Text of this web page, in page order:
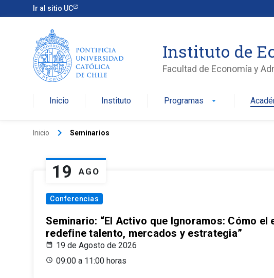
Ir al sitio UC
Instituto de
Facultad de Economía y
Inicio Instituto Programas arrow_drop_down
Inicio keyboard_arrow_right Seminarios
19 AGO
Conferencias
Seminario: “El Activo que Ignoramos: Cómo el
redefine talento, mercados y estrategia”
19 de Agosto de 2026
09:00 a 11:00 horas